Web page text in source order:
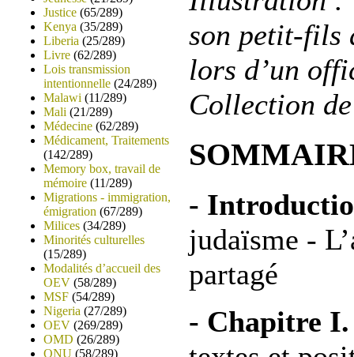
Justice (65/289)
Kenya (35/289)
Liberia (25/289)
Livre (62/289)
Lois transmission
intentionnelle (24/289)
Malawi (11/289)
Mali (21/289)
Médecine (62/289)
Médicament, Traitements
(142/289)
Memory box, travail de
mémoire (11/289)
Migrations - immigration,
émigration (67/289)
Milices (34/289)
Minorités culturelles
(15/289)
Modalités d’accueil des
OEV (58/289)
MSF (54/289)
Nigeria (27/289)
OEV (269/289)
OMD (26/289)
ONU (58/289)
son petit-fils
lors d’un
Collection
-
judaïsme -
partagé
- Chapitre I.